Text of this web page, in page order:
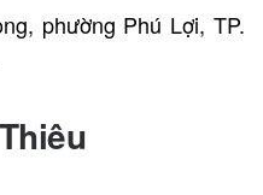
phường Phú Lợi, TP.